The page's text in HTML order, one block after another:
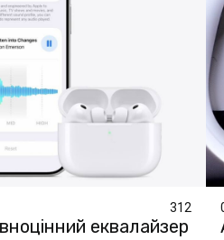
312
еквалайзер